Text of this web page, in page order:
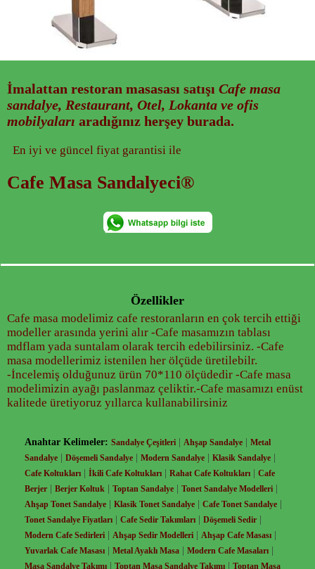
İmalattan restoran masasası satışı Cafe masa
sandalye, Restaurant, Otel, Lokanta ve ofis
mobilyaları aradığınız herşey burada.
En iyi ve güncel fiyat garantisi ile
Cafe Masa Sandalyeci®
Özellikler
Cafe masa modelimiz cafe restoranların en çok tercih ettiği
modeller arasında yerini alır -Cafe masamızın tablası
mdflam yada suntalam olarak tercih edebilirsiniz. -Cafe
masa modellerimiz istenilen her ölçüde üretilebilr.
-İncelemiş olduğunuz ürün 70*110 ölçüdedir -Cafe masa
modelimizin ayağı paslanmaz çeliktir.-Cafe masamızı enüst
kalitede üretiyoruz yıllarca kullanabilirsiniz
Anahtar Kelimeler: Sandalye Çeşitleri Ahşap Sandalye
Metal
Sandalye
Döşemeli Sandalye Modern Sandalye Klasik Sandalye
Cafe Koltukları İkili Cafe Koltukları Rahat Cafe Koltukları
Cafe
Berjer
Berjer Koltuk Toptan Sandalye Tonet Sandalye Modelleri
Ahşap Tonet Sandalye Klasik Tonet Sandalye Cafe Tonet Sandalye
Tonet Sandalye Fiyatları Cafe Sedir Takımları Döşemeli Sedir
Modern Cafe Sedirleri Ahşap Sedir Modelleri Ahşap Cafe Masası
Yuvarlak Cafe Masası Metal Ayaklı Masa Modern Cafe Masaları
Masa Sandalye Takımı Toptan Masa Sandalye Takımı Toptan Masa